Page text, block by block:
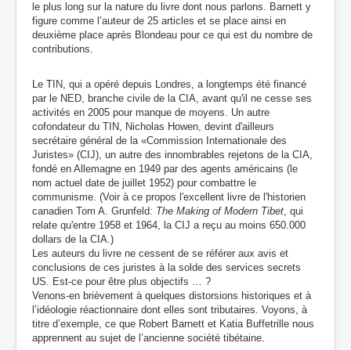
le plus long sur la nature du livre dont nous parlons. Barnett y
figure comme l’auteur de 25 articles et se place ainsi en
deuxième place après Blondeau pour ce qui est du nombre de
contributions.
Le TIN, qui a opéré depuis Londres, a longtemps été financé
par le NED, branche civile de la CIA, avant qu'il ne cesse ses
activités en 2005 pour manque de moyens. Un autre
cofondateur du TIN, Nicholas Howen, devint d'ailleurs
secrétaire général de la «Commission Internationale des
Juristes» (CIJ), un autre des innombrables rejetons de la CIA,
fondé en Allemagne en 1949 par des agents américains (le
nom actuel date de juillet 1952) pour combattre le
communisme. (Voir à ce propos l'excellent livre de l'historien
canadien Tom A. Grunfeld: The Making of Modern Tibet, qui
relate qu'entre 1958 et 1964, la CIJ a reçu au moins 650.000
dollars de la CIA.)
Les auteurs du livre ne cessent de se référer aux avis et
conclusions de ces juristes à la solde des services secrets
US. Est-ce pour être plus objectifs … ?
Venons-en brièvement à quelques distorsions historiques et à
l’idéologie réactionnaire dont elles sont tributaires. Voyons, à
titre d’exemple, ce que Robert Barnett et Katia Buffetrille nous
apprennent au sujet de l’ancienne société tibétaine.